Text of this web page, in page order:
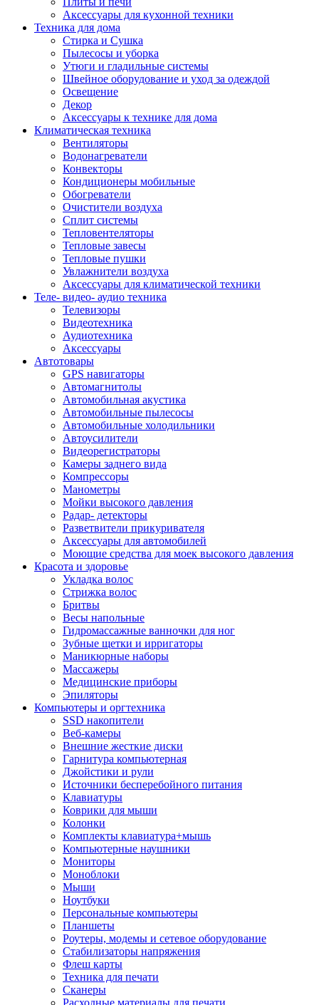
Аксессуары для кухонной техники
Техника для дома
Стирка и Сушка
Пылесосы и уборка
Утюги и гладильные системы
Швейное оборудование и уход за одеждой
Освещение
Декор
Аксессуары к технике для дома
Климатическая техника
Вентиляторы
Водонагреватели
Конвекторы
Кондиционеры мобильные
Обогреватели
Очистители воздуха
Сплит системы
Тепловентеляторы
Тепловые завесы
Тепловые пушки
Увлажнители воздуха
Аксессуары для климатической техники
Теле- видео- аудио техника
Телевизоры
Видеотехника
Аудиотехника
Аксессуары
Автотовары
GPS навигаторы
Автомагнитолы
Автомобильная акустика
Автомобильные пылесосы
Автомобильные холодильники
Автоусилители
Видеорегистраторы
Камеры заднего вида
Компрессоры
Манометры
Мойки высокого давления
Радар- детекторы
Разветвители прикуривателя
Аксессуары для автомобилей
Моющие средства для моек высокого давления
Красота и здоровье
Укладка волос
Стрижка волос
Бритвы
Весы напольные
Гидромассажные ванночки для ног
Зубные щетки и ирригаторы
Маникюрные наборы
Массажеры
Медицинские приборы
Эпиляторы
Компьютеры и оргтехника
SSD накопители
Веб-камеры
Внешние жесткие диски
Гарнитура компьютерная
Джойстики и рули
Источники бесперебойного питания
Клавиатуры
Коврики для мыши
Колонки
Комплекты клавиатура+мышь
Компьютерные наушники
Мониторы
Моноблоки
Мыши
Ноутбуки
Персональные компьютеры
Планшеты
Роутеры, модемы и сетевое оборудование
Стабилизаторы напряжения
Флеш карты
Техника для печати
Сканеры
Расходные материалы для печати